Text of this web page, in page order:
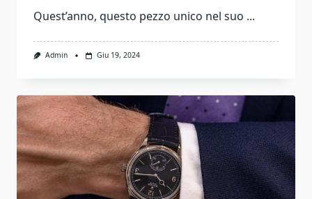
Quest’anno, questo pezzo unico nel suo ...
Admin Giu 19, 2024